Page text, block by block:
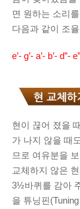
면 원하는 소리
다음과 같이 조
e’- g’- a’- b’- d”-
현이 끊어 졌을
가 나지 않을 때
므로 여유분을
교체하지 않은
3½바퀴를 감아
을 튜닝핀